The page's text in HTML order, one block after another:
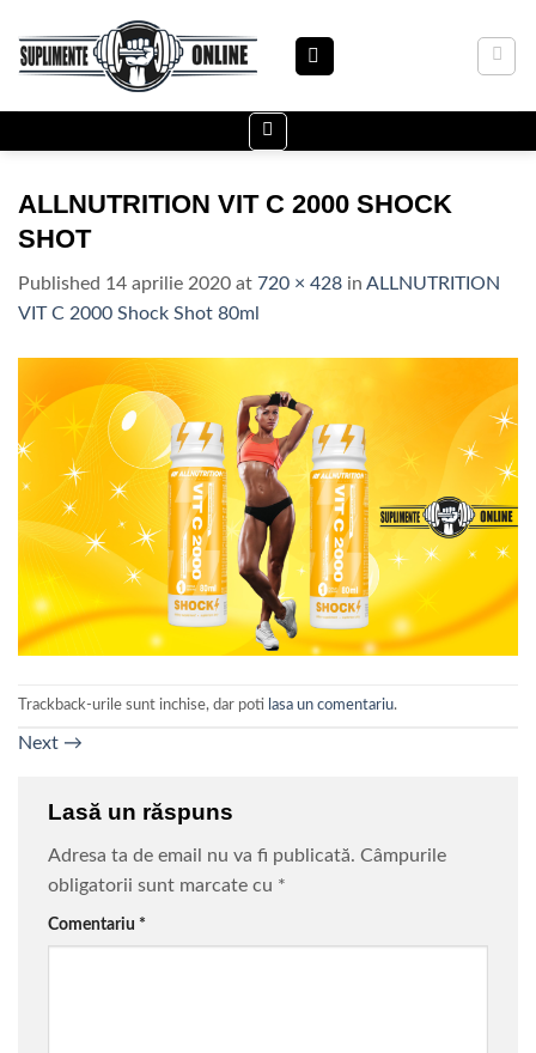
content
ALLNUTRITION VIT C 2000 SHOCK
SHOT
Published 14 aprilie 2020 at 720 × 428 in ALLNUTRITION
VIT C 2000 Shock Shot 80ml
Trackback-urile sunt inchise, dar poti lasa un comentariu.
Next →
Lasă un răspuns
Adresa ta de email nu va fi publicată. Câmpurile
obligatorii sunt marcate cu *
Comentariu *